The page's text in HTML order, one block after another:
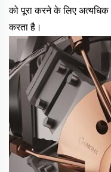
को पूरा करने के लिए अत्यधिक
करता है।